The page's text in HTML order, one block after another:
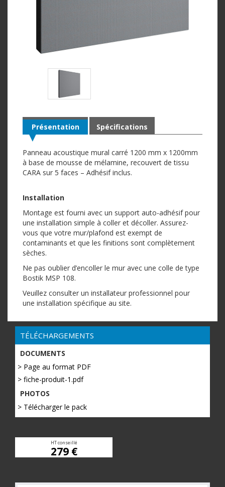
Présentation
Panneau acoustique mural carré 1200 mm x 1200mm
à base de mousse de mélamine, recouvert de tissu
CARA sur 5 faces – Adhésif inclus.
Installation
Montage est fourni avec un support auto-adhésif pour
une installation simple à coller et décoller. Assurez-
vous que votre mur/plafond est exempt de
contaminants et que les finitions sont complètement
sèches.
Ne pas oublier d’encoller le mur avec une colle de type
Bostik MSP 108.
Veuillez consulter un installateur professionnel pour
une installation spécifique au site.
Spécifications
TÉLÉCHARGEMENTS
DOCUMENTS
> Page au format PDF
> fiche-produit-1.pdf
PHOTOS
> Télécharger le pack
HT conseillé
279 €